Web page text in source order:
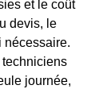
et le coût
devis, le
nécessaire.
techniciens
journée,